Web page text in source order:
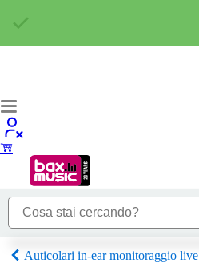
Auticolari in-ear monitoraggio live